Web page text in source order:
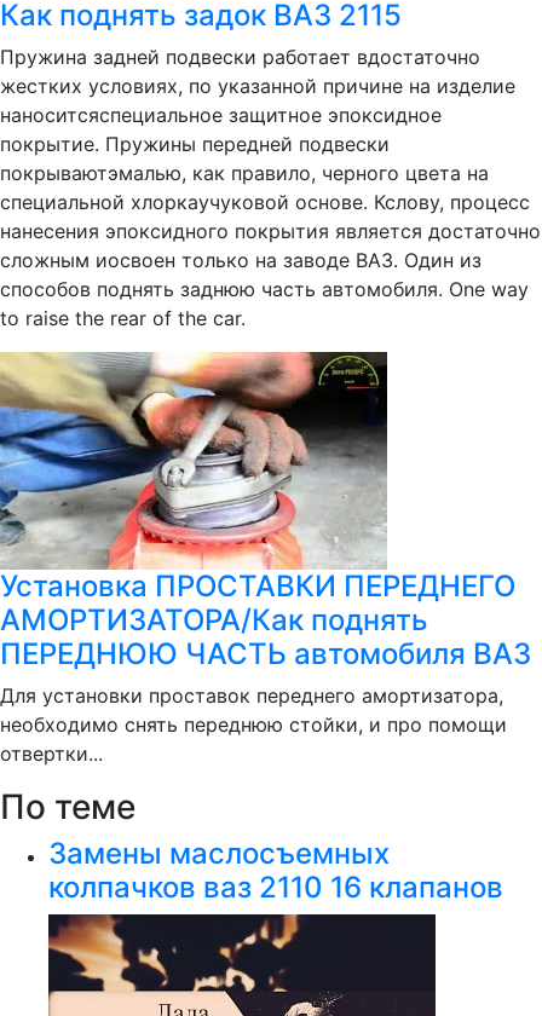
Как поднять задок ВАЗ 2115
Пружина задней подвески работает вдостаточно
жестких условиях, по указанной причине на изделие
наноситсяспециальное защитное эпоксидное
покрытие. Пружины передней подвески
покрываютэмалью, как правило, черного цвета на
специальной хлоркаучуковой основе. Кслову, процесс
нанесения эпоксидного покрытия является достаточно
сложным иосвоен только на заводе ВАЗ. Один из
способов поднять заднюю часть автомобиля. One way
to raise the rear of the car.
Установка ПРОСТАВКИ ПЕРЕДНЕГО
АМОРТИЗАТОРА/Как поднять
ПЕРЕДНЮЮ ЧАСТЬ автомобиля ВАЗ
Для установки проставок переднего амортизатора,
необходимо снять переднюю стойки, и про помощи
отвертки...
По теме
Замены маслосъемных
колпачков ваз 2110 16 клапанов